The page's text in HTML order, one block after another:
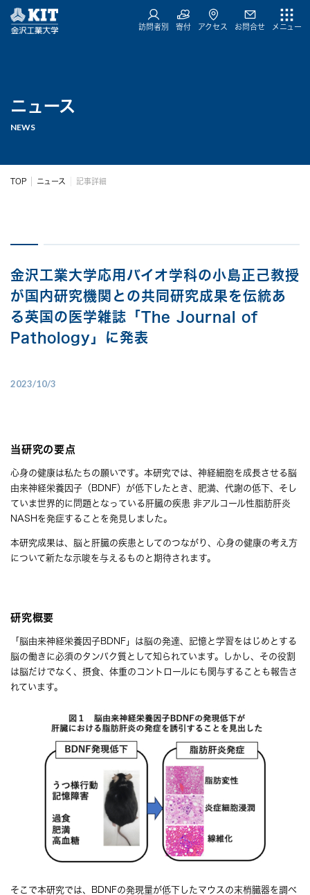
訪問者別 寄付 アクセス お問合せ メニュー
ニュース
NEWS
TOP ニュース 記事詳細
金沢工業大学応用バイオ学科の小島正己教授
が国内研究機関との共同研究成果を伝統あ
る英国の医学雑誌「The Journal of
Pathology」に発表
2023/10/3
当研究の要点
心身の健康は私たちの願いです。本研究では、神経細胞を成長させる脳
由来神経栄養因子（BDNF）が低下したとき、肥満、代謝の低下、そし
ていま世界的に問題となっている肝臓の疾患 非アルコール性脂肪肝炎
NASHを発症することを発見しました。
本研究成果は、脳と肝臓の疾患としてのつながり、心身の健康の考え方
について新たな示唆を与えるものと期待されます。
研究概要
「脳由来神経栄養因子BDNF」は脳の発達、記憶と学習をはじめとする
脳の働きに必須のタンパク質として知られています。しかし、その役割
は脳だけでなく、摂食、体重のコントロールにも関与することも報告さ
れています。
そこで本研究では、BDNFの発現量が低下したマウスの末梢臓器を調べ